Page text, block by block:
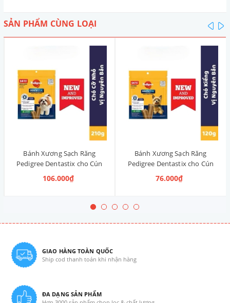
SẢN PHẨM CÙNG LOẠI
Bánh Xương Sạch Răng
Pedigree Dentastix cho Cún
vừa 210g (14 Thanh, Vị Truyền
Thống)
106.000₫
Bánh Xương Sạch Răng
Pedigree Dentastix cho Cún
nhỏ 120g (14 Thanh, Vị Truyền
Thống)
76.000₫
GIAO HÀNG TOÀN QUỐC
Ship cod thanh toán khi nhận hàng
ĐA DẠNG SẢN PHẨM